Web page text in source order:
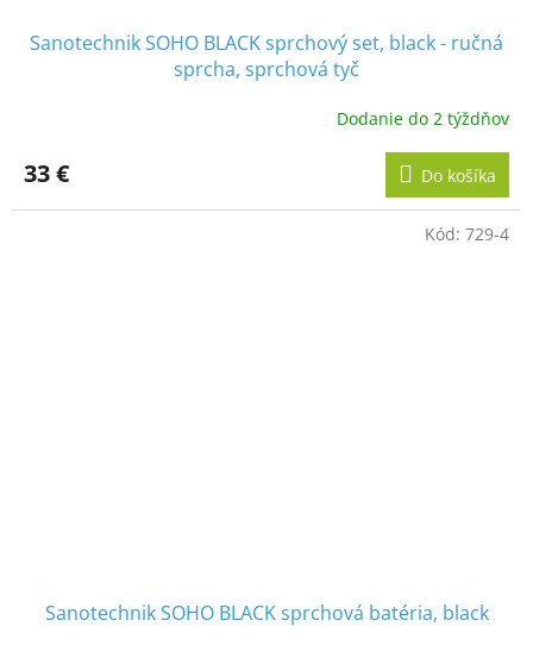
Sanotechnik SOHO BLACK sprchový set, black - ručná
sprcha, sprchová tyč
Dodanie do 2 týždňov
33 € Do košíka
Sanotechnik SOHO BLACK sprchová batéria, black
Kód: 729-4